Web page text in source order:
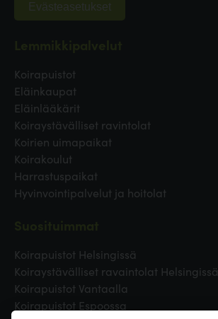
Evästeasetukset
Koirapuistot
Eläinkaupat
Eläinlääkärit
Koiraystävälliset ravintolat
Koirien uimapaikat
Koirakoulut
Harrastuspaikat
Hyvinvointipalvelut ja hoitolat
Koirapuistot Helsingissä
Koiraystävälliset ravaintolat Helsingissä
Koirapuistot Vantaalla
Koirapuistot Espoossa